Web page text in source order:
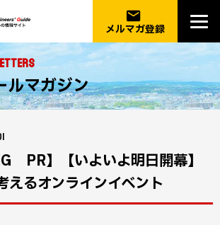
email
メルマガ登録
ルマガジン
PR】【いよいよ明日開幕】
えるオンラインイベント